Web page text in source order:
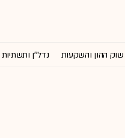
שוק ההון והשקעות נדל''ן ותשתיות